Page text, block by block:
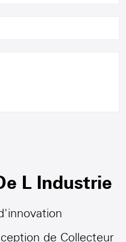
L Industrie
de Collecteur